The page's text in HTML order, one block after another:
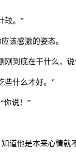
较。”
该感激的姿态。
刚到底在干什么，说
些什么才好。”
你说！”
他是本来心情就